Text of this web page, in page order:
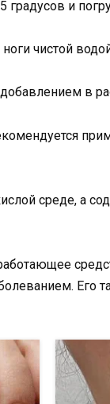
и
чистой
в
среде, а
Его